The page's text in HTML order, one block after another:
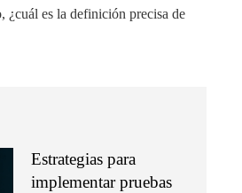
¿cuál es la definición precisa de
Estrategias para
implementar pruebas